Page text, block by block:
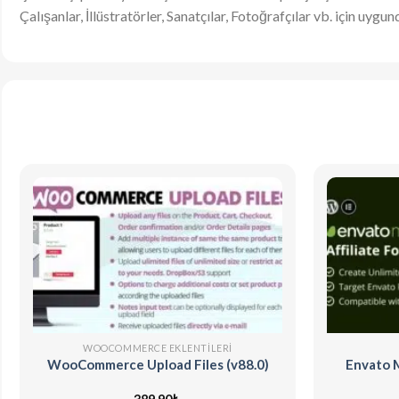
Çalışanlar, İllüstratörler, Sanatçılar, Fotoğrafçılar vb. için
WOOCOMMERCE EKLENTILERI
WooCommerce Upload Files (v88.0) Envato